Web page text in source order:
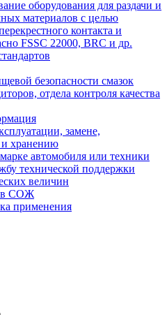
оборудования для раздачи и
материалов с целью
контакта и
FSSC 22000, BRC и др.
безопасности смазок
отдела контроля качества
замене,
и хранению
автомобиля или техники
технической поддержки
величин
СОЖ
применения